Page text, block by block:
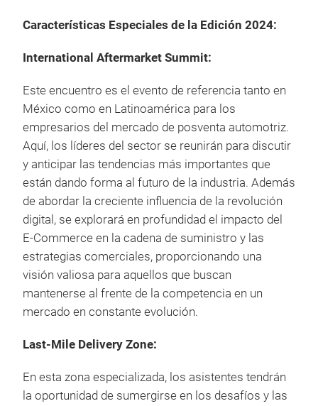
Características Especiales de la Edición 2024:
International Aftermarket Summit:
Este encuentro es el evento de referencia tanto en
México como en Latinoamérica para los
empresarios del mercado de posventa automotriz.
Aquí, los líderes del sector se reunirán para discutir
y anticipar las tendencias más importantes que
están dando forma al futuro de la industria. Además
de abordar la creciente influencia de la revolución
digital, se explorará en profundidad el impacto del
E-Commerce en la cadena de suministro y las
estrategias comerciales, proporcionando una
visión valiosa para aquellos que buscan
mantenerse al frente de la competencia en un
mercado en constante evolución.
Last-Mile Delivery Zone:
En esta zona especializada, los asistentes tendrán
la oportunidad de sumergirse en los desafíos y las